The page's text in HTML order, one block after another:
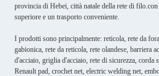
provincia di Hebei, città natale della rete di
superiore e un trasporto conveniente.
I prodotti sono principalmente: reticola, rete da
gabionica, rete da reticola, rete olandese, barriera
d'acciaio, griglia d'acciaio, rete di sicurezza, corda
Renault pad, crochet net, electric welding net,